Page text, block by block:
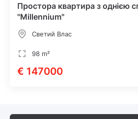
Простора квартира з однією
"Millennium"
Светий Влас
98 m²
€ 147000